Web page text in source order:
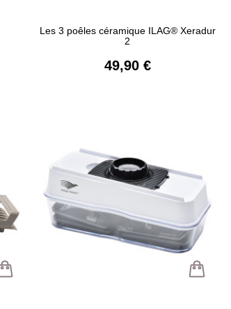
Les 3 poêles céramique ILAG® Xeradur
2
49,90 €